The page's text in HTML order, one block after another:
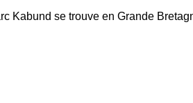
Kabund se trouve en Grande